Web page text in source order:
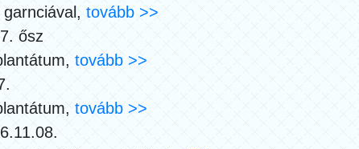
tovább >>
ősz
tovább >>
tovább >>